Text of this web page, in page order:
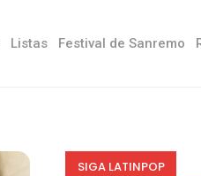
Listas Festival de Sanremo
SIGA LATINPOP